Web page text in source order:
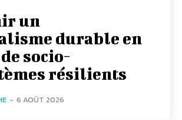
un
durable en
socio-
résilients
- 6 AOÛT 2026